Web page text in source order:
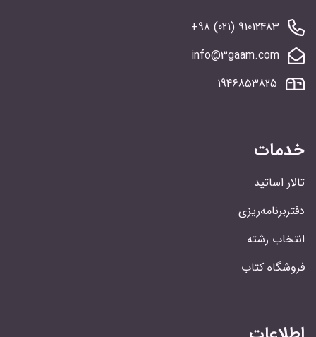
91012483 (021) 98+
info@3gaam.com
1946853825
خدمات
تالار اساتید
دفتربرنامه‌ریزی
انتخاب رشته
فروشگاه کتاب